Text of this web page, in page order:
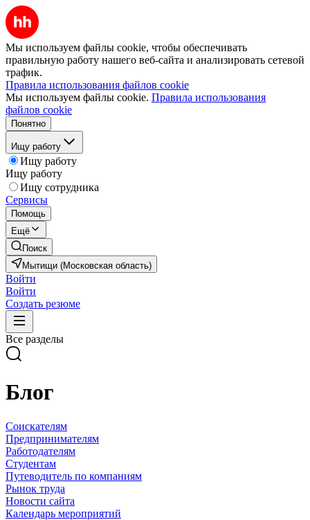
Мы используем файлы cookie, чтобы обеспечивать
правильную работу нашего веб-сайта и анализировать сетевой
трафик.
Правила использования файлов cookie
Мы используем файлы cookie. Правила использования
файлов cookie
Понятно
Ищу работу
Ищу работу
Ищу работу
Ищу сотрудника
Сервисы
Помощь
Ещё
Поиск
Мытищи (Московская область)
Войти
Войти
Создать резюме
Все разделы
Блог
Соискателям
Предпринимателям
Работодателям
Студентам
Путеводитель по компаниям
Рынок труда
Новости сайта
Календарь мероприятий